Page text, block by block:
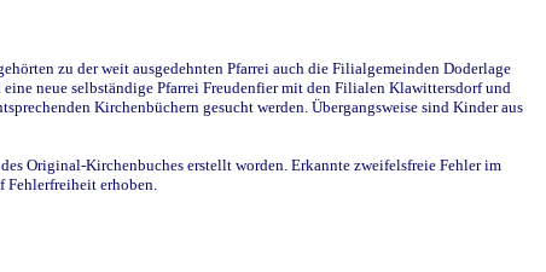
zu der weit ausgedehnten Pfarrei auch die Filialgemeinden Doderlage
neue selbständige Pfarrei Freudenfier mit den Filialen Klawittersdorf und
Kirchenbüchern gesucht werden. Übergangsweise sind Kinder aus
Original-Kirchenbuches erstellt worden. Erkannte zweifelsfreie Fehler im
erhoben.